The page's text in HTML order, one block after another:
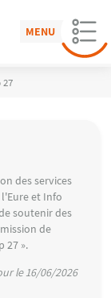
MENU
27
des services
et Info
soutenir des
de
27 ».
le 16/06/2026